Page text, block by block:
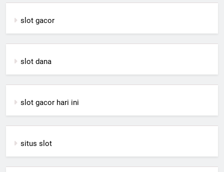
slot gacor
slot dana
slot gacor hari ini
situs slot